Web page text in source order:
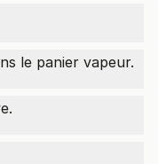
le panier vapeur.